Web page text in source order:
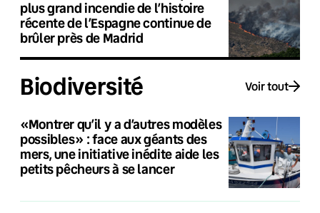
plus grand incendie de l’histoire
récente de l’Espagne continue de
brûler près de Madrid
Biodiversité Voir tout
«Montrer qu’il y a d’autres modèles
possibles» : face aux géants des
mers, une initiative inédite aide les
petits pêcheurs à se lancer